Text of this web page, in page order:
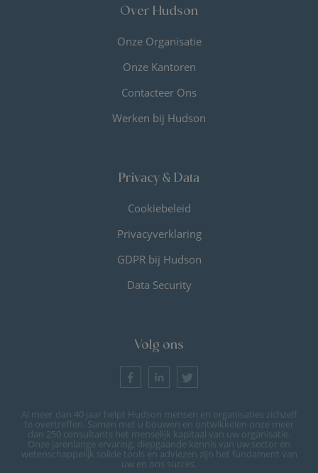
Over Hudson
Onze Organisatie
Onze Kantoren
Contacteer Ons
Werken bij Hudson
Privacy & Data
Cookiebeleid
Privacyverklaring
GDPR bij Hudson
Data Security
Volg ons
Al meer dan 40 jaar helpt Hudson mensen en organisaties zichzelf
te overtreffen. Samen met u bouwen en ontwikkelen onze meer
dan 250 consultants het menselijk kapitaal van uw organisatie.
Onze jarenlange ervaring, diepgaande kennis van uw sector en
wetenschappelijk solide tools en adviezen zijn het fundament van
uw en ons succes.